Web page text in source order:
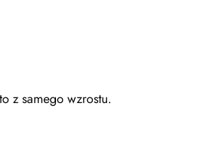
z samego wzrostu.